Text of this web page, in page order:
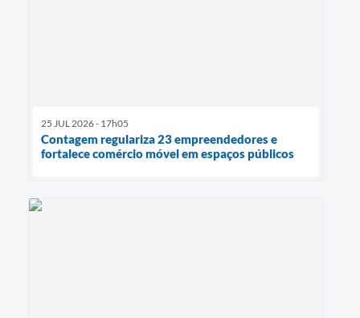
25 JUL 2026 - 17h05
Contagem regulariza 23 empreendedores e
fortalece comércio móvel em espaços públicos